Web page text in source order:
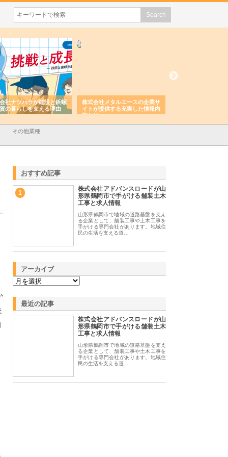
社ナツハラが建設と鋲螺
の暮らしを支える理由
株式会社メタルエースの企業サ
イトが提供する充実した情報内
容とは
その他業種
おすすめ記事
1
株式会社アドバンスロードが山
形県鶴岡市で手がける舗装土木
工事と求人情報
山形県鶴岡市で地域の道路基盤を支え
る企業として、舗装工事や土木工事を
手がける専門会社があります。地域住
民の生活を支える道…
アーカイブ
最近の記事
株式会社アドバンスロードが山
形県鶴岡市で手がける舗装土木
工事と求人情報
山形県鶴岡市で地域の道路基盤を支え
る企業として、舗装工事や土木工事を
手がける専門会社があります。地域住
民の生活を支える道…